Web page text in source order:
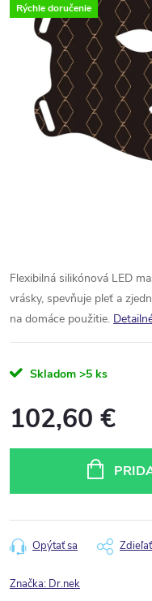
Rýchle doručenie
Flexibilná silikónová LED
vrásky, spevňuje pleť a
na domáce použitie.
Skladom >5 ks
102,60 €
Opýtať sa Zdieľať
Značka: Dr.nek